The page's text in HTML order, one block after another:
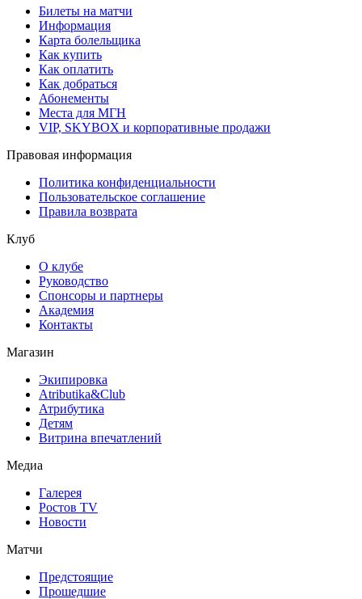
Билеты на матчи
Информация
Карта болельщика
Как купить
Как оплатить
Как добраться
Абонементы
Места для МГН
VIP, SKYBOX и корпоративные продажи
Правовая информация
Политика конфиденциальности
Пользовательское соглашение
Правила возврата
Клуб
О клубе
Руководство
Спонсоры и партнеры
Академия
Контакты
Магазин
Экипировка
Atributika&Club
Атрибутика
Детям
Витрина впечатлений
Медиа
Галерея
Ростов TV
Новости
Матчи
Предстоящие
Прошедшие